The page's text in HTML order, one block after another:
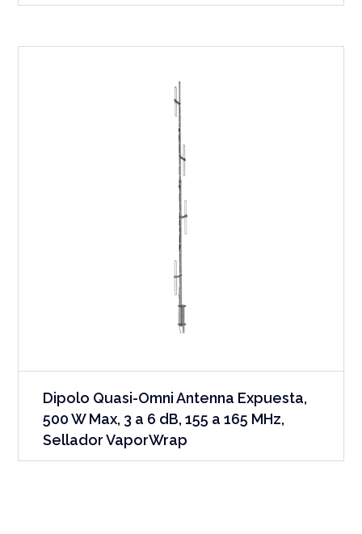
Dipolo Quasi-Omni Antenna Expuesta,
500 W Max, 3 a 6 dB, 155 a 165 MHz,
Sellador VaporWrap